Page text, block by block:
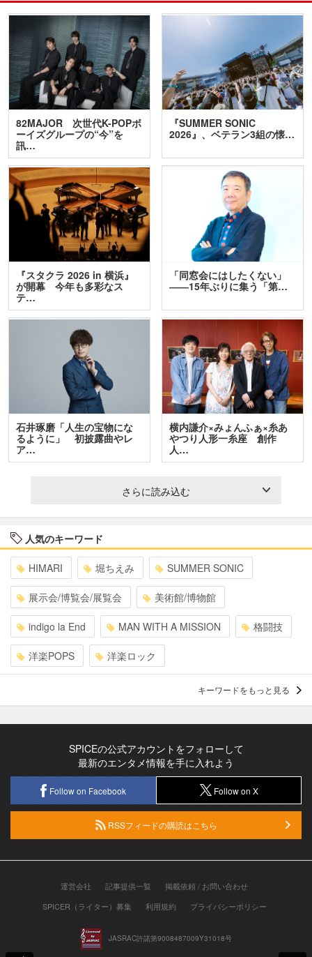
82MAJOR 次世代K-POPボ
ーイズグループの“今”を
訊…
『SUMMER SONIC
2026』、ベテラン3組の懐…
『スタクラ 2026 in 横浜』
が開幕 今年も多彩なス
テ…
「同窓会にはしたくない」
――15年ぶりに集う「第…
石井琢磨「人生の宝物にな
るように」 初披露曲やレ
ア…
横内謙介×みょんふぁ×糸あ
やつり人形一糸座 創作
人…
さらに読み込む
人気のキーワード
HIMARI 堀ちえみ SUMMER SONIC
展示会/博覧会/展覧会 美術館/博物館
indigo la End MAN WITH A MISSION 格闘技
洋楽POPS 洋楽ロック
キーワードをもっと見る
SPICEの公式アカウントをフォローして
最新のエンタメ情報を手に入れよう
Follow on Facebook Follow on X
RSSフィードの購読はこちら
運営会社 記事提供一覧
掲載依頼 / お問い合わせ
SPICER（ライター）募集
利用規約 プライバシーポリシー
JASRAC許諾第9008487009Y31018号